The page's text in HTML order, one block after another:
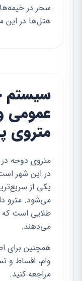
سحر در
هتل‌ها در این
سیستم
عمومی
متروی
در این شهر
یکی از
می‌شود. مترو
طلایی است که
می‌دهند.
همچنین برای
وام، اقساط و
مراجعه کنید.